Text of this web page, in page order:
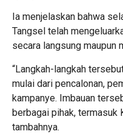
Ia menjelaskan bahwa
Tangsel telah
secara langsung maupun
“Langkah-langkah
mulai dari pencalonan,
kampanye. Imbauan
berbagai pihak, termasuk
tambahnya.